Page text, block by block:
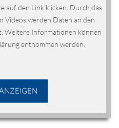
auf den Link klicken. Durch das
Videos werden Daten an den
Weitere Informationen können
entnommen werden.